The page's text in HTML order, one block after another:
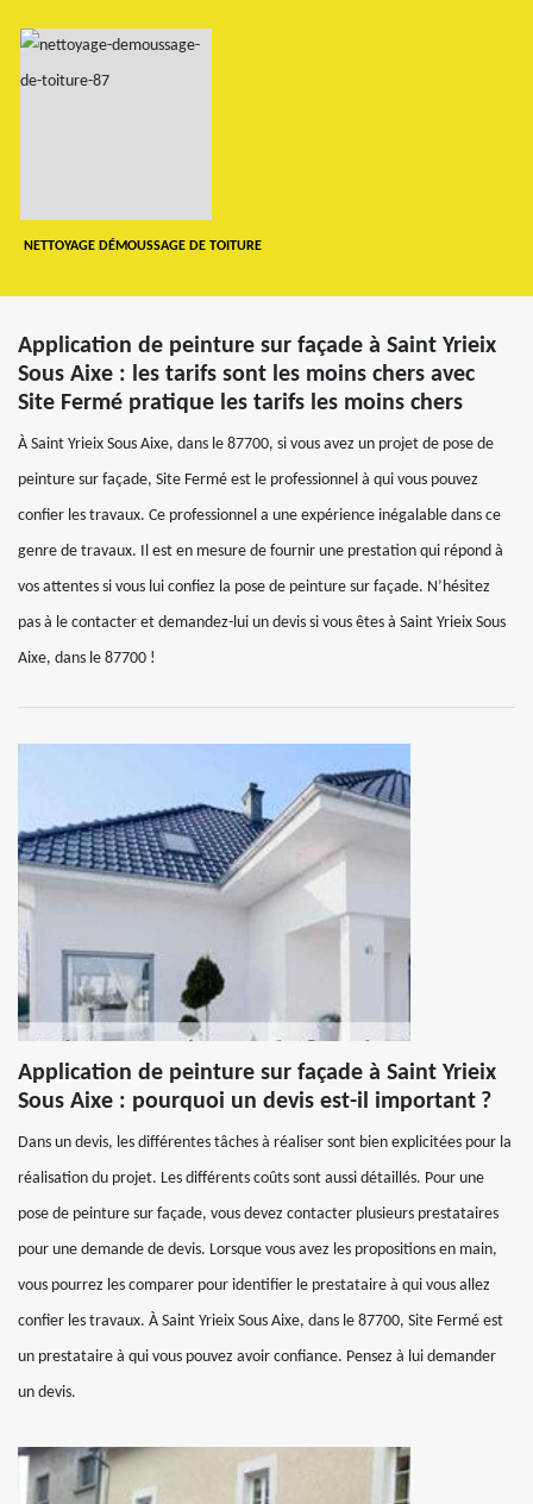
NETTOYAGE DÉMOUSSAGE DE TOITURE
Application de peinture sur façade à Saint Yrieix
Sous Aixe : les tarifs sont les moins chers avec
Site Fermé pratique les tarifs les moins chers
À Saint Yrieix Sous Aixe, dans le 87700, si vous avez un projet de pose de
peinture sur façade, Site Fermé est le professionnel à qui vous pouvez
confier les travaux. Ce professionnel a une expérience inégalable dans ce
genre de travaux. Il est en mesure de fournir une prestation qui répond à
vos attentes si vous lui confiez la pose de peinture sur façade. N’hésitez
pas à le contacter et demandez-lui un devis si vous êtes à Saint Yrieix Sous
Aixe, dans le 87700 !
Application de peinture sur façade à Saint Yrieix
Sous Aixe : pourquoi un devis est-il important ?
Dans un devis, les différentes tâches à réaliser sont bien explicitées pour la
réalisation du projet. Les différents coûts sont aussi détaillés. Pour une
pose de peinture sur façade, vous devez contacter plusieurs prestataires
pour une demande de devis. Lorsque vous avez les propositions en main,
vous pourrez les comparer pour identifier le prestataire à qui vous allez
confier les travaux. À Saint Yrieix Sous Aixe, dans le 87700, Site Fermé est
un prestataire à qui vous pouvez avoir confiance. Pensez à lui demander
un devis.